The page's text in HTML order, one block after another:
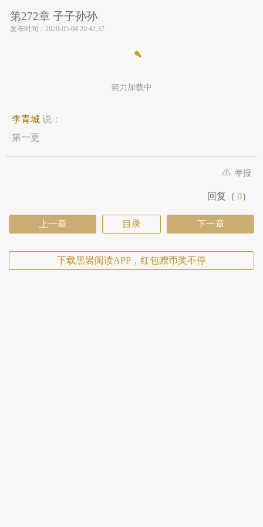
第272章 子子孙孙
发布时间： 2020-05-04 20:42:37
努力加载中
李青城 说：
第一更
举报
回复（ 0）
上一章 目录 下一章
下载黑岩阅读APP，红包赠币奖不停